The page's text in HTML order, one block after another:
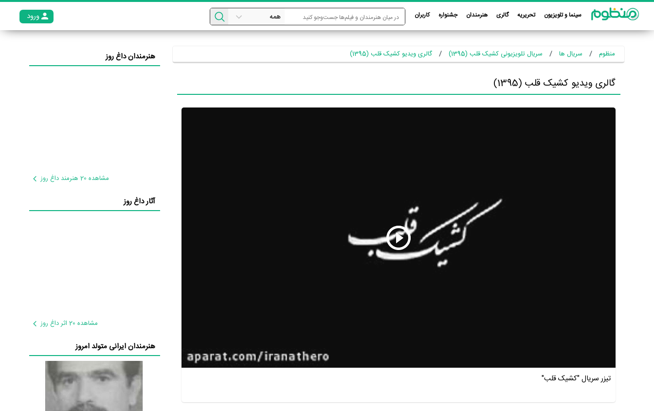
سینما و تلویزیون تحریریه گالری هنرمندان جشنواره کاربران ورود
منظوم سریال ها سریال تلویزیونی کشیک قلب (1395) گالری ویدیو کشیک قلب (1395)
گالری ویدیو کشیک قلب (1395)
تیزر سریال "کشیک قلب"
هنرمندان داغ روز
مشاهده 20 هنرمند داغ روز
آثار داغ روز
مشاهده 20 اثر داغ روز
هنرمندان ایرانی متولد امروز